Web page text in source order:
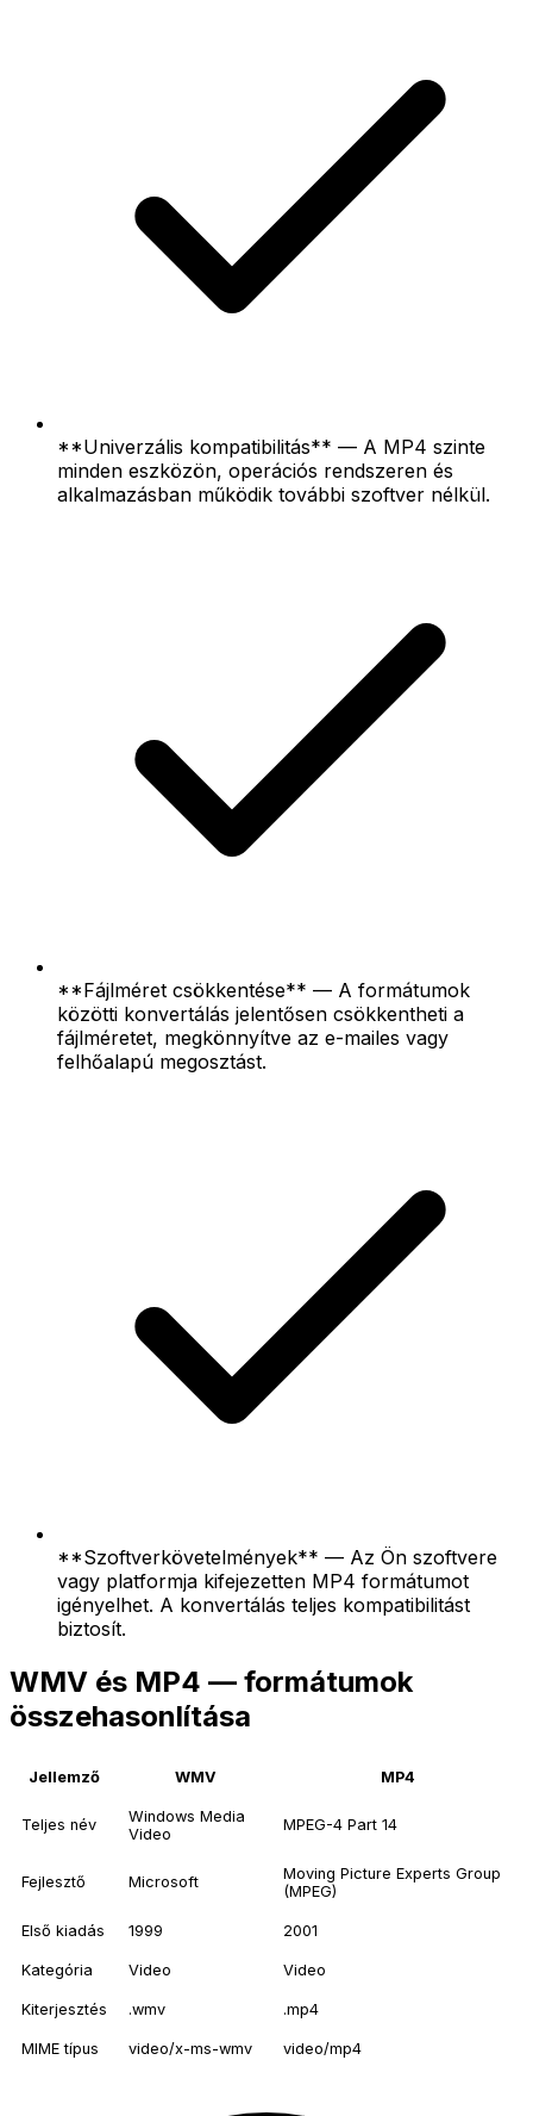
**Univerzális kompatibilitás** — A MP4 szinte
minden eszközön, operációs rendszeren és
alkalmazásban működik további szoftver nélkül.
**Fájlméret csökkentése** — A formátumok
közötti konvertálás jelentősen csökkentheti a
fájlméretet, megkönnyítve az e-mailes vagy
felhőalapú megosztást.
**Szoftverkövetelmények** — Az Ön szoftvere
vagy platformja kifejezetten MP4 formátumot
igényelhet. A konvertálás teljes kompatibilitást
biztosít.
WMV és MP4 — formátumok
összehasonlítása
Jellemző WMV MP4
Teljes név
Windows Media
Video
MPEG-4 Part 14
Fejlesztő Microsoft
Moving Picture Experts Group
(MPEG)
Első kiadás 1999 2001
Kategória Video Video
Kiterjesztés .wmv .mp4
MIME típus video/x-ms-wmv video/mp4